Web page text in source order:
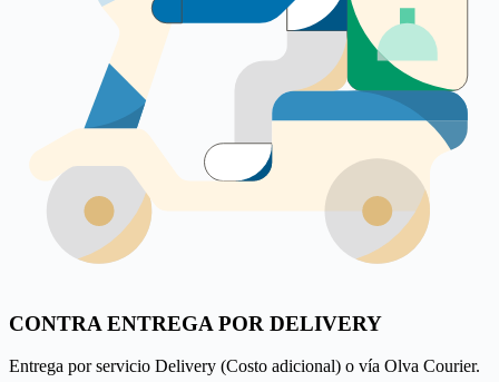
CONTRA ENTREGA POR DELIVERY
Entrega por servicio Delivery (Costo adicional) o vía Olva Courier.